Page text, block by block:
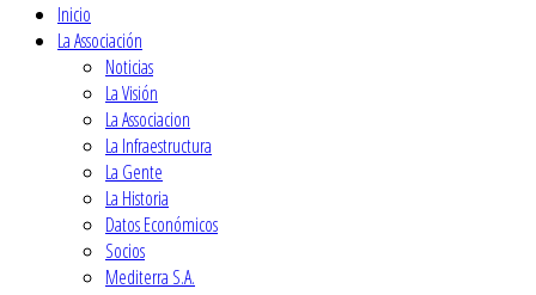
Inicio
La Associación
Noticias
La Visión
La Associacion
La Infraestructura
La Gente
La Historia
Datos Económicos
Socios
Mediterra S.A.